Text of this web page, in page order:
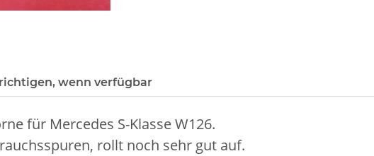
wenn verfügbar
für Mercedes S-Klasse W126.
rollt noch sehr gut auf.